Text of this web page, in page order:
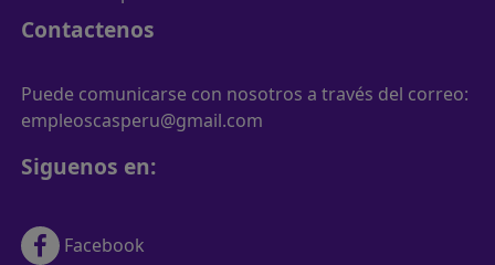
Contactenos
Puede comunicarse con nosotros a través del correo:
empleoscasperu@gmail.com
Siguenos en:
Facebook